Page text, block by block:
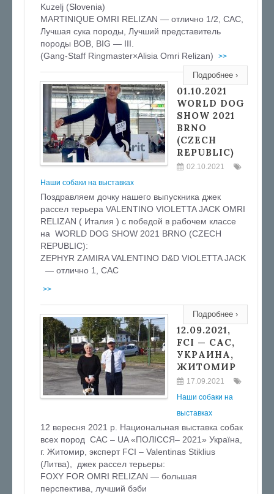
Kuzelj (Slovenia)
MARTINIQUE OMRI RELIZAN — отлично 1/2, CAC,
Лучшая сука породы, Лучший представитель
породы BOB, BIG — III.
(Gang-Staff Ringmaster×Alisia Omri Relizan)
>>
Подробнее ›
01.10.2021
WORLD DOG
SHOW 2021
BRNO
(CZECH
REPUBLIC)
02.10.2021
Наши собаки на выставках
Поздравляем дочку нашего выпускника джек
рассел терьера VALENTINO VIOLETTA JACK OMRI
RELIZAN ( Италия ) c победой в рабочем классе
на WORLD DOG SHOW 2021 BRNO (CZECH
REPUBLIC):
ZEPHYR ZAMIRA VALENTINO D&D VIOLETTA JACK
— отлично 1, САС
>>
Подробнее ›
12.09.2021,
FCI — CAC,
УКРАИНА,
ЖИТОМИР
17.09.2021
Наши собаки на
выставках
12 вересня 2021 р. Национальная выставка собак
всех пород CAC – UA «ПОЛІССЯ– 2021» Україна,
г. Житомир, эксперт FCI – Valentinas Stiklius
(Литва), джек рассел терьеры:
FOXY FOR OMRI RELIZAN — большая
перспектива, лучший бэби